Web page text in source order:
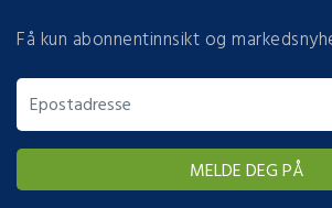
Få kun abonnentinnsikt og